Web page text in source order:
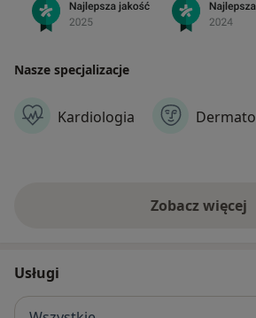
Nasze specjalizacje
Kardiologia
Zobacz więcej
Usługi